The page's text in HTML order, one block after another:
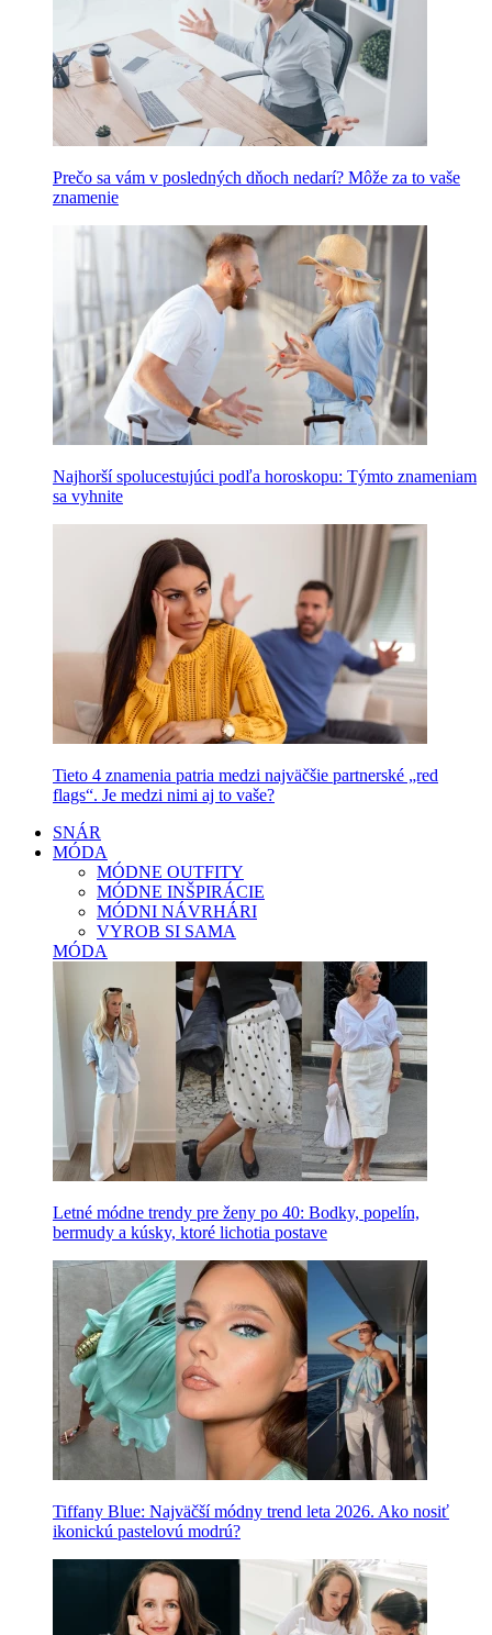
Prečo sa vám v posledných dňoch nedarí? Môže za to vaše
znamenie
Najhorší spolucestujúci podľa horoskopu: Týmto znameniam
sa vyhnite
Tieto 4 znamenia patria medzi najväčšie partnerské „red
flags“. Je medzi nimi aj to vaše?
SNÁR
MÓDA
MÓDNE OUTFITY
MÓDNE INŠPIRÁCIE
MÓDNI NÁVRHÁRI
VYROB SI SAMA
MÓDA
Letné módne trendy pre ženy po 40: Bodky, popelín,
bermudy a kúsky, ktoré lichotia postave
Tiffany Blue: Najväčší módny trend leta 2026. Ako nosiť
ikonickú pastelovú modrú?